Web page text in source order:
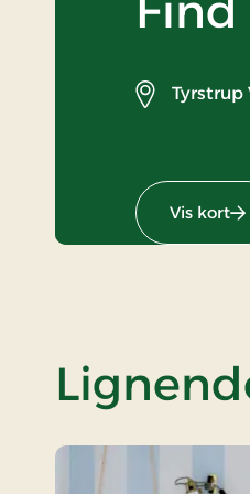
Tyrstrup
Vis kort